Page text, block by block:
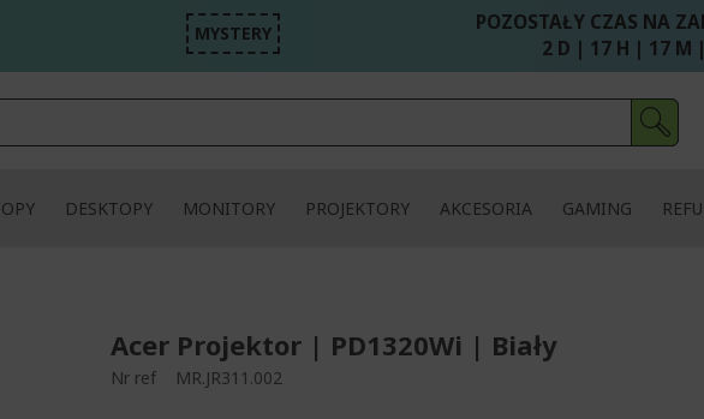
MYSTERY
POZOSTAŁY CZAS NA
2 D | 17 H | 17 M
DESKTOPY MONITORY PROJEKTORY AKCESORIA GAMING
Acer Projektor | PD1320Wi | Biały
Nr ref MR.JR311.002